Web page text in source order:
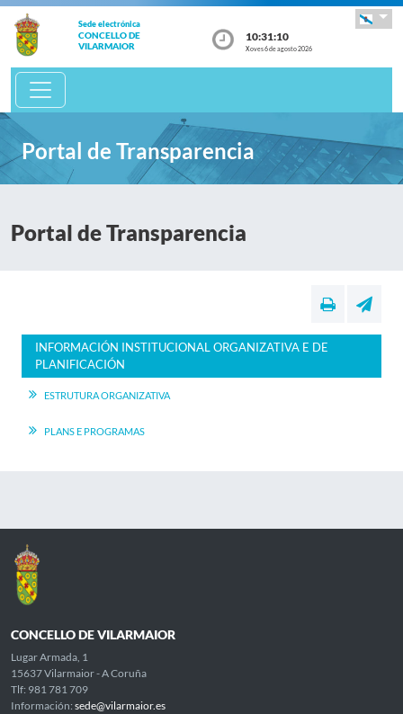
Sede electrónica
CONCELLO DE
VILARMAIOR
10:31:10
Xoves 6 de agosto 2026
Portal de Transparencia
Portal de Transparencia
INFORMACIÓN INSTITUCIONAL ORGANIZATIVA E DE
PLANIFICACIÓN
ESTRUTURA ORGANIZATIVA
PLANS E PROGRAMAS
CONCELLO DE VILARMAIOR
Lugar Armada, 1
15637 Vilarmaior - A Coruña
Tlf: 981 781 709
Información: sede@vilarmaior.es